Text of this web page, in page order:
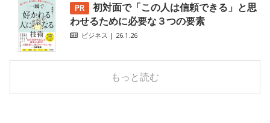
初対面で「この人は信頼できる」と思
わせるために必要な３つの要素
ビジネス | 26.1.26
もっと読む